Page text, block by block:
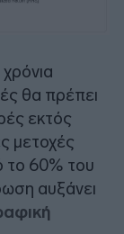
θα πρέπει
εκτός
μετοχές
60% του
αυξάνει